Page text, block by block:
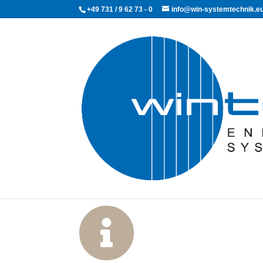
+49 731 / 9 62 73 - 0 info@win-
Energie
Sep. 16, 2019
